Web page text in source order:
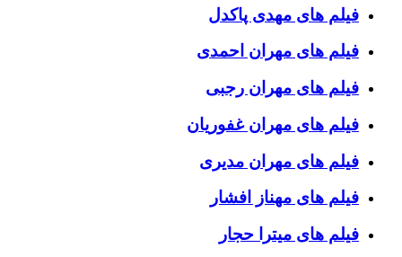
فیلم های مهدی پاکدل
فیلم های مهران احمدی
فیلم های مهران رجبی
فیلم های مهران غفوریان
فیلم های مهران مدیری
فیلم های مهناز افشار
فیلم های میترا حجار